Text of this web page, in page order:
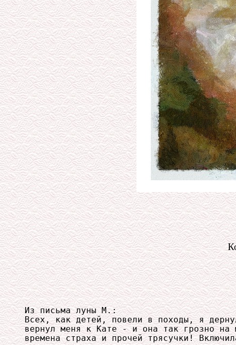
Из письма луны М.:
Всех, как детей, повели в походы, я
вернул меня к Кате - и она так грозно на
времена страха и прочей трясучки!